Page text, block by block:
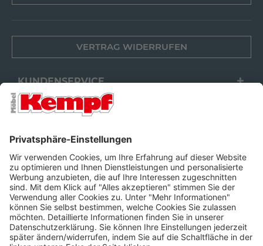
VERTRAG WIDERRUFEN
KUNDENSERVICE
FILIALEN
FOLGEN SIE UNS
Barrierefreiheit Cookie-Einstellungen Widerrufsrecht